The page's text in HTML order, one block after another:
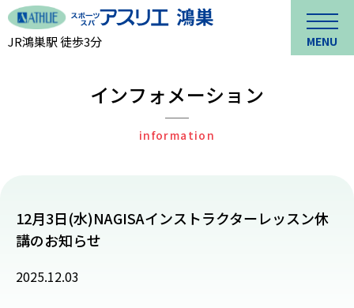
JR鴻巣駅 徒歩3分 MENU
インフォメーション
information
12月3日(水)NAGISAインストラクターレッスン休
講のお知らせ
2025.12.03